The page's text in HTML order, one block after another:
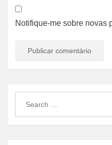
Notifique-me sobre novas